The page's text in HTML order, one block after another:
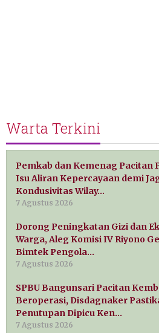
Warta Terkini
Pemkab dan Kemenag Pacitan
Isu Aliran Kepercayaan demi
Kondusivitas Wilay…
7 Agustus 2026
Dorong Peningkatan Gizi dan
Warga, Aleg Komisi IV Riyono
Bimtek Pengola…
7 Agustus 2026
SPBU Bangunsari Pacitan
Beroperasi, Disdagnaker
Penutupan Dipicu Ken…
7 Agustus 2026